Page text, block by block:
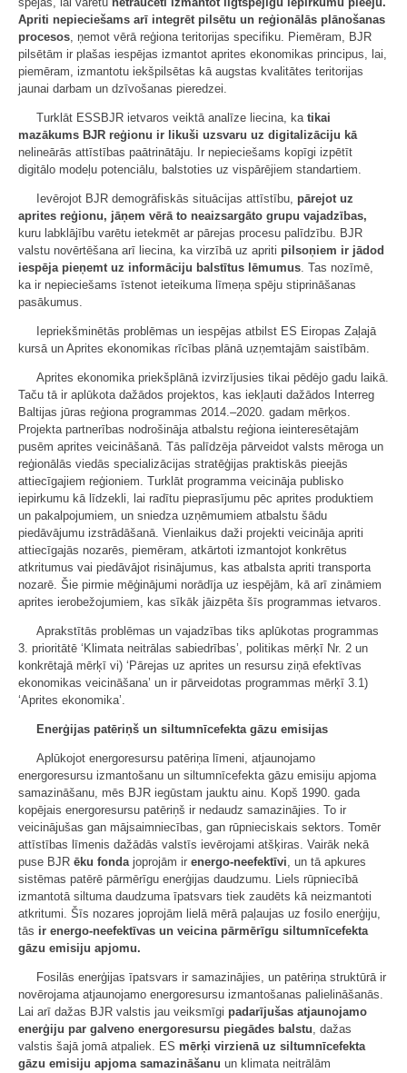
Apriti nepieciešams arī integrēt pilsētu un reģionālās plānošanas
procesos, ņemot vērā reģiona teritorijas specifiku. Piemēram, BJR
pilsētām ir plašas iespējas izmantot aprites ekonomikas principus, lai,
piemēram, izmantotu iekšpilsētas kā augstas kvalitātes teritorijas
jaunai darbam un dzīvošanas pieredzei.
Turklāt ESSBJR ietvaros veiktā analīze liecina, ka tikai
mazākums BJR reģionu ir likuši uzsvaru uz digitalizāciju kā
nelineārās attīstības paātrinātāju. Ir nepieciešams kopīgi izpētīt
digitālo modeļu potenciālu, balstoties uz vispārējiem standartiem.
Ievērojot BJR demogrāfiskās situācijas attīstību, pārejot uz
aprites reģionu, jāņem vērā to neaizsargāto grupu vajadzības,
kuru labklājību varētu ietekmēt ar pārejas procesu palīdzību. BJR
valstu novērtēšana arī liecina, ka virzībā uz apriti pilsoņiem ir jādod
iespēja pieņemt uz informāciju balstītus lēmumus. Tas nozīmē,
ka ir nepieciešams īstenot ieteikuma līmeņa spēju stiprināšanas
pasākumus.
Iepriekšminētās problēmas un iespējas atbilst ES Eiropas Zaļajā
kursā un Aprites ekonomikas rīcības plānā uzņemtajām saistībām.
Aprites ekonomika priekšplānā izvirzījusies tikai pēdējo gadu laikā.
Taču tā ir aplūkota dažādos projektos, kas iekļauti dažādos Interreg
Baltijas jūras reģiona programmas 2014.–2020. gadam mērķos.
Projekta partnerības nodrošināja atbalstu reģiona ieinteresētajām
pusēm aprites veicināšanā. Tās palīdzēja pārveidot valsts mēroga un
reģionālās viedās specializācijas stratēģijas praktiskās pieejās
attiecīgajiem reģioniem. Turklāt programma veicināja publisko
iepirkumu kā līdzekli, lai radītu pieprasījumu pēc aprites produktiem
un pakalpojumiem, un sniedza uzņēmumiem atbalstu šādu
piedāvājumu izstrādāšanā. Vienlaikus daži projekti veicināja apriti
attiecīgajās nozarēs, piemēram, atkārtoti izmantojot konkrētus
atkritumus vai piedāvājot risinājumus, kas atbalsta apriti transporta
nozarē. Šie pirmie mēģinājumi norādīja uz iespējām, kā arī zināmiem
aprites ierobežojumiem, kas sīkāk jāizpēta šīs programmas ietvaros.
Aprakstītās problēmas un vajadzības tiks aplūkotas programmas
3. prioritātē ‘Klimata neitrālas sabiedrības’, politikas mērķī Nr. 2 un
konkrētajā mērķī vi) ‘Pārejas uz aprites un resursu ziņā efektīvas
ekonomikas veicināšana’ un ir pārveidotas programmas mērķī 3.1)
‘Aprites ekonomika’.
Enerģijas patēriņš un siltumnīcefekta gāzu emisijas
Aplūkojot energoresursu patēriņa līmeni, atjaunojamo
energoresursu izmantošanu un siltumnīcefekta gāzu emisiju apjoma
samazināšanu, mēs BJR iegūstam jauktu ainu. Kopš 1990. gada
kopējais energoresursu patēriņš ir nedaudz samazinājies. To ir
veicinājušas gan mājsaimniecības, gan rūpnieciskais sektors. Tomēr
attīstības līmenis dažādās valstīs ievērojami atšķiras. Vairāk nekā
puse BJR ēku fondajoprojām ir energo-neefektīvi, un tā apkures
sistēmas patērē pārmērīgu enerģijas daudzumu. Liels rūpniecībā
izmantotā siltuma daudzuma īpatsvars tiek zaudēts kā neizmantoti
atkritumi. Šīs nozares joprojām lielā mērā paļaujas uz fosilo enerģiju,
tās ir energo-neefektīvas un veicina pārmērīgu siltumnīcefekta
gāzu emisiju apjomu.
Fosilās enerģijas īpatsvars ir samazinājies, un patēriņa struktūrā ir
novērojama atjaunojamo energoresursu izmantošanas palielināšanās.
Lai arī dažas BJR valstis jau veiksmīgi padarījušas atjaunojamo
enerģiju par galveno energoresursu piegādes balstu, dažas
valstis šajā jomā atpaliek. ES mērķi virzienā uz siltumnīcefekta
gāzu emisiju apjoma samazināšanu un klimata neitrālām